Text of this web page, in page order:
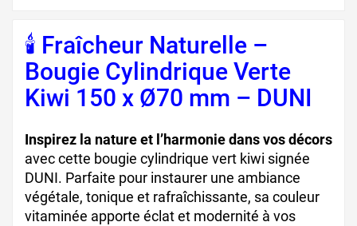
🕯️ Fraîcheur Naturelle –
Bougie Cylindrique Verte
Kiwi 150 x Ø70 mm – DUNI
Inspirez la nature et l’harmonie dans vos décors
avec cette bougie cylindrique vert kiwi signée
DUNI. Parfaite pour instaurer une ambiance
végétale, tonique et rafraîchissante, sa couleur
vitaminée apporte éclat et modernité à vos